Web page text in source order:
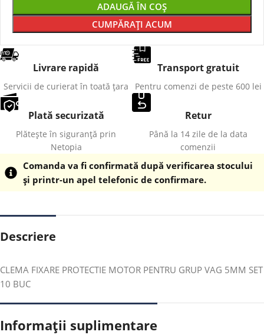
ADAUGĂ ÎN COȘ
CUMPĂRAȚI ACUM
Livrare rapidă
Servicii de curierat în toată țara
Transport gratuit
Pentru comenzi de peste 600 lei
Plată securizată
Plătește în siguranță prin
Netopia
Retur
Până la 14 zile de la data
comenzii
Comanda va fi confirmată după verificarea stocului
și printr-un apel telefonic de confirmare.
Descriere
CLEMA FIXARE PROTECTIE MOTOR PENTRU GRUP VAG 5MM SET
10 BUC
Informații suplimentare